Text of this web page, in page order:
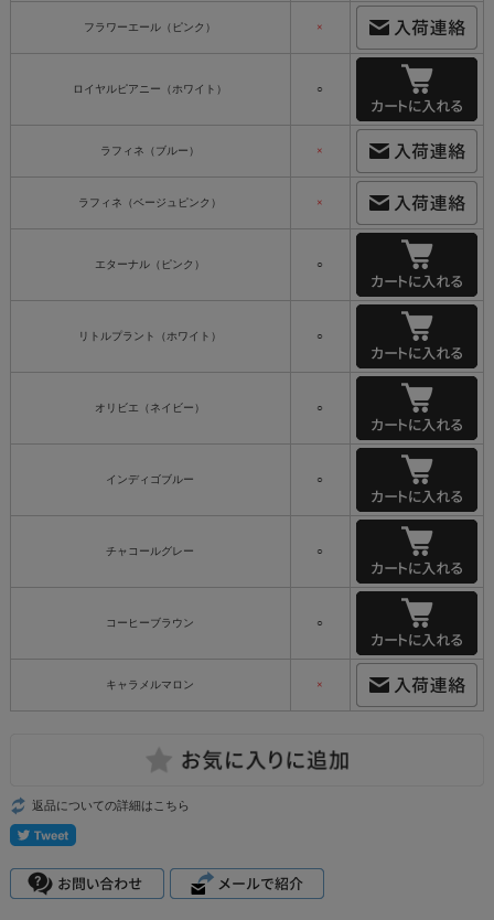
フラワーエール（ピンク） ×
ロイヤルピアニー（ホワイト） ○
ラフィネ（ブルー） ×
ラフィネ（ベージュピンク） ×
エターナル（ピンク） ○
リトルプラント（ホワイト） ○
オリビエ（ネイビー） ○
インディゴブルー ○
チャコールグレー ○
コーヒーブラウン ○
キャラメルマロン ×
返品についての詳細はこちら